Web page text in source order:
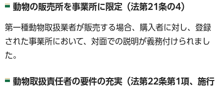
動物の販売所を事業所に限定（法第21条の4）
第一種動物取扱業者が販売する場合、購入者に対し、登録
された事業所において、対面での説明が義務付けられまし
た。
動物取扱責任者の要件の充実（法第22条第1項、施行